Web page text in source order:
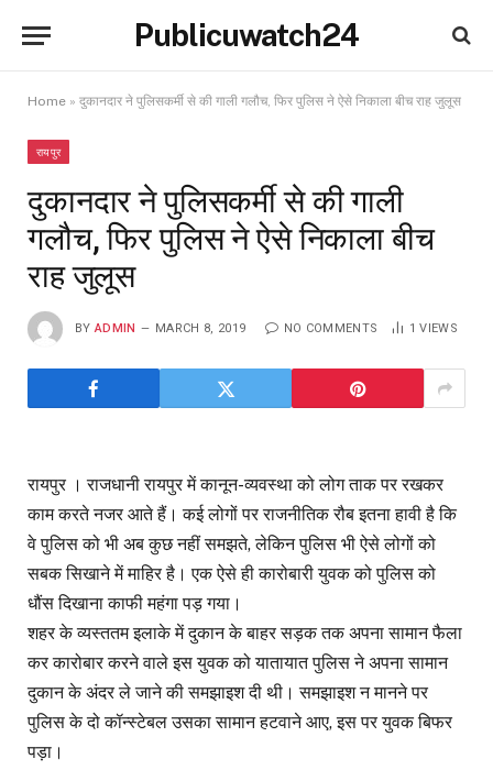
Publicuwatch24
Home » दुकानदार ने पुलिसकर्मी से की गाली गलौच, फिर पुलिस ने ऐसे निकाला बीच राह जुलूस
रायपुर
दुकानदार ने पुलिसकर्मी से की गाली
गलौच, फिर पुलिस ने ऐसे निकाला बीच
राह जुलूस
BY ADMIN MARCH 8, 2019 NO COMMENTS 1VIEWS
रायपुर । राजधानी रायपुर में कानून-व्यवस्था को लोग ताक पर रखकर
काम करते नजर आते हैं। कई लोगों पर राजनीतिक रौब इतना हावी है कि
वे पुलिस को भी अब कुछ नहीं समझते, लेकिन पुलिस भी ऐसे लोगों को
सबक सिखाने में माहिर है। एक ऐसे ही कारोबारी युवक को पुलिस को
धौंस दिखाना काफी महंगा पड़ गया।
शहर के व्यस्ततम इलाके में दुकान के बाहर सड़क तक अपना सामान फैला
कर कारोबार करने वाले इस युवक को यातायात पुलिस ने अपना सामान
दुकान के अंदर ले जाने की समझाइश दी थी। समझाइश न मानने पर
पुलिस के दो कॉन्स्टेबल उसका सामान हटवाने आए, इस पर युवक बिफर
पड़ा।